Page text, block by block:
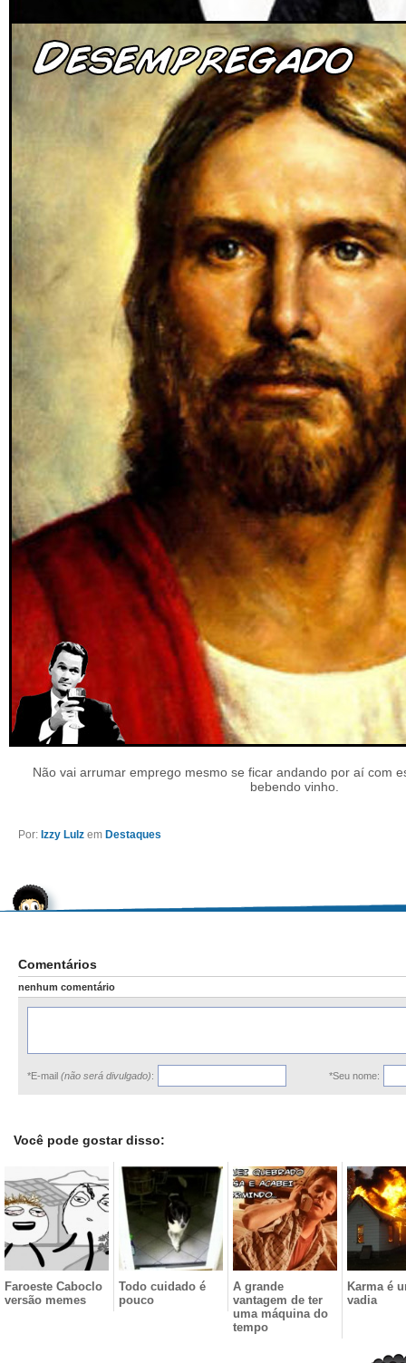
Não vai arrumar emprego mesmo se ficar andando por aí com
bebendo vinho.
Por: Izzy Lulz em Destaques
Comentários
nenhum comentário
*E-mail (não será divulgado): *Seu nome:
Você pode gostar disso:
Faroeste Caboclo
versão memes
Todo cuidado é
pouco
A grande
vantagem de ter
uma máquina do
tempo
Karma é
vadia